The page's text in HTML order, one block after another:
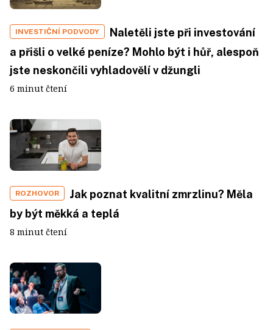
INVESTIČNÍ PODVODY
Naletěli jste při investování
a přišli o velké peníze? Mohlo být i hůř, alespoň
jste neskončili vyhladovělí v džungli
6 minut čtení
ROZHOVOR
Jak poznat kvalitní zmrzlinu? Měla
by být měkká a teplá
8 minut čtení